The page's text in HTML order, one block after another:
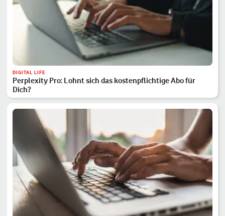
DIGITAL LIFE
Perplexity Pro: Lohnt sich das kostenpflichtige Abo für
Dich?